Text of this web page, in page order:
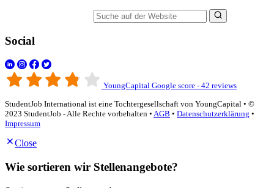
Social
YoungCapital Google score - 42 reviews
StudentJob International ist eine Tochtergesellschaft von YoungCapital • ©
2023 StudentJob - Alle Rechte vorbehalten • AGB • Datenschutzerklärung •
Impressum
Close
Wie sortieren wir Stellenangebote?